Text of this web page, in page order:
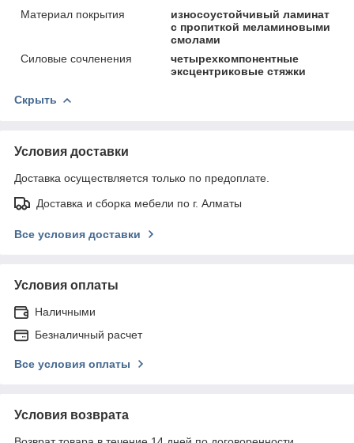
Материал покрытия
износоустойчивый ламинат
с пропиткой меламиновыми
смолами
Силовые сочленения
четырехкомпонентные
эксцентриковые стяжки
Скрыть
Условия доставки
Доставка осуществляется только по предоплате.
Доставка и сборка мебели по г. Алматы
Все условия доставки
Условия оплаты
Наличными
Безналичный расчет
Все условия оплаты
Условия возврата